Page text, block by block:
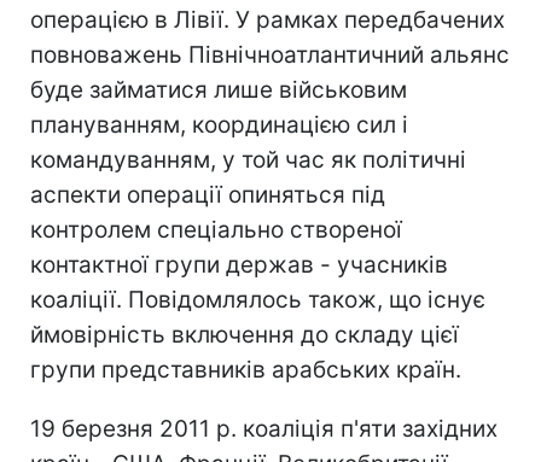
операцією в Лівії. У рамках передбачених
повноважень Північноатлантичний альянс
буде займатися лише військовим
плануванням, координацією сил і
командуванням, у той час як політичні
аспекти операції опиняться під
контролем спеціально створеної
контактної групи держав - учасників
коаліції. Повідомлялось також, що існує
ймовірність включення до складу цієї
групи представників арабських країн.
19 березня 2011 р. коаліція п'яти західних